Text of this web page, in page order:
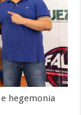
hegemonia